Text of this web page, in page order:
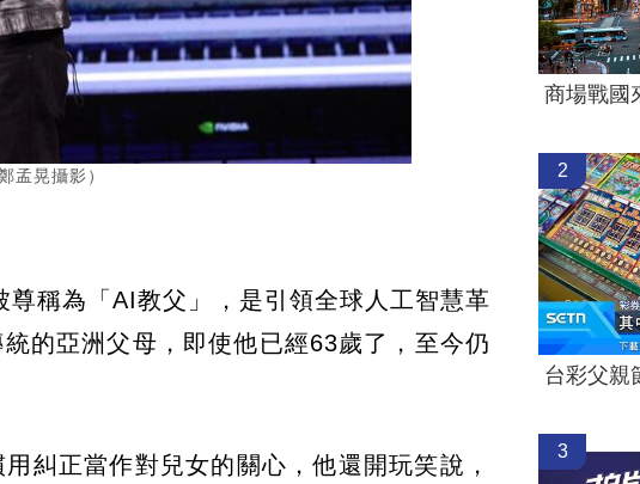
孟晃攝影）
稱為「AI教父」，是引領全球人工智慧革
的亞洲父母，即使他已經63歲了，至今仍
糾正當作對兒女的關心，他還開玩笑說，
2
3